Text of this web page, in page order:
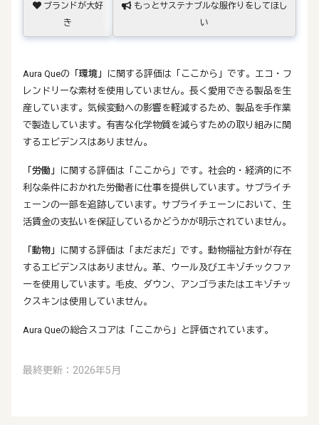
ブランドが大好
き
もっとサステナブルな服作りをしてほし
い
Aura Queの 「環境」
に関する評価は「ここから」です。エコ・フ
レンドリーな素材を使用していません。長く愛用できる製品を生
産しています。気候変動への影響を軽減するため、製品を手作業
で製造しています。有害な化学物質を減らすための取り組みに関
するエビデンスはありません。
「労働」
に関する評価は「ここから」です。社会的・経済的に不
利な条件におかれた労働者に仕事を提供しています。サプライチ
ェーンの一部を追跡しています。サプライチェーンにおいて、生
活賃金の支払いを保証しているかどうかが明示されていません。
「動物」
に関する評価は「まだまだ」です。動物福祉方針が存在
するエビデンスはありません。革、ウール及びエキゾチックファ
ーを使用しています。毛皮、ダウン、アンゴラまたはエキゾチッ
クスキンは使用していません。
Aura Queの総合スコアは「ここから」と評価されています。
最終更新：2026年5月